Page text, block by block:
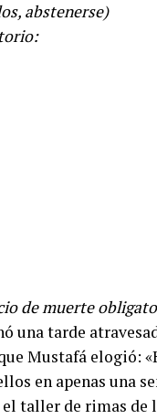
abstenerse)
de muerte
una tarde
Mustafá elogió:
en apenas una
taller de rimas de